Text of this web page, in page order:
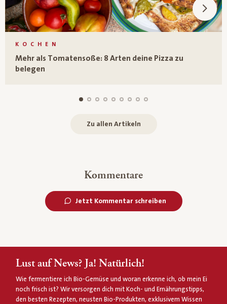
KOCHEN
Mehr als Tomatensoße: 8 Arten deine Pizza zu
belegen
Zu allen Artikeln
Kommentare
Jetzt Kommentar schreiben
Lust auf News? Ja! Natürlich!
Wie fermentiere ich Bio-Gemüse und woran erkenne ich, ob mein Ei
noch frisch ist? Wir versorgen dich mit Koch- und Ernährungstipps,
den besten Rezepten, neusten Bio-Produkten, exklusivem Wissen